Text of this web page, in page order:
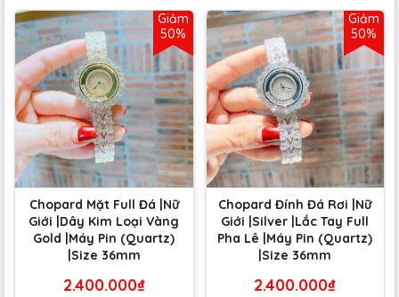
Giảm
50%
Chopard Mặt Full Đá |Nữ
Giới |Dây Kim Loại Vàng
Gold |Máy Pin (Quartz)
|Size 36mm
2.400.000₫
Giảm
50%
Chopard Đính Đá Rơi |Nữ
Giới |Silver |Lắc Tay Full
Pha Lê |Máy Pin (Quartz)
|Size 36mm
2.400.000₫